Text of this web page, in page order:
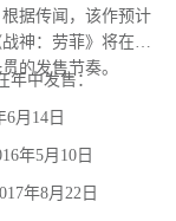
据传闻，该作预计
神：劳菲》将在其
的发售节奏。
中发售：
月14日
年5月10日
年8月22日